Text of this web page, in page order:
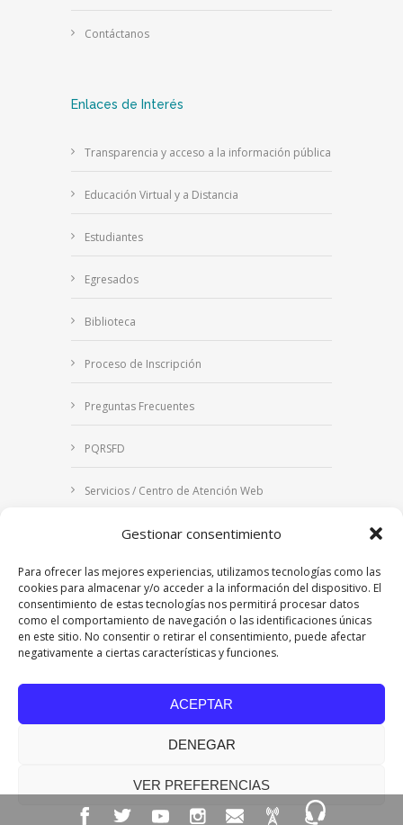
Gestionar consentimiento
Para ofrecer las mejores experiencias, utilizamos tecnologías como las
cookies para almacenar y/o acceder a la información del dispositivo. El
consentimiento de estas tecnologías nos permitirá procesar datos
como el comportamiento de navegación o las identificaciones únicas
en este sitio. No consentir o retirar el consentimiento, puede afectar
negativamente a ciertas características y funciones.
ACEPTAR
DENEGAR
VER PREFERENCIAS
Contáctanos
Enlaces de Interés
Transparencia y acceso a la información pública
Educación Virtual y a Distancia
Estudiantes
Egresados
Biblioteca
Proceso de Inscripción
Preguntas Frecuentes
PQRSFD
Servicios / Centro de Atención Web
Correo Institucional
Notificaciones judiciales
| Personería Jurídica Resolución
7542 de mayo de 1982
Acreditación Institucional en Alta Calidad
Ministerio de Educación Nacional.